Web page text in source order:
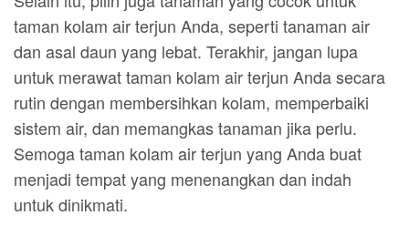
taman kolam air terjun Anda, seperti tanaman air
dan asal daun yang lebat. Terakhir, jangan lupa
untuk merawat taman kolam air terjun Anda secara
rutin dengan membersihkan kolam, memperbaiki
sistem air, dan memangkas tanaman jika perlu.
Semoga taman kolam air terjun yang Anda buat
menjadi tempat yang menenangkan dan indah
untuk dinikmati.